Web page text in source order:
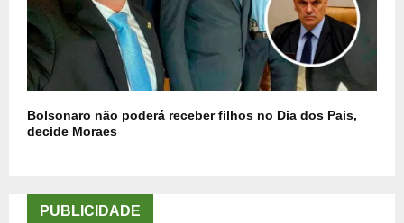
Bolsonaro não poderá receber filhos no Dia dos Pais,
decide Moraes
PUBLICIDADE